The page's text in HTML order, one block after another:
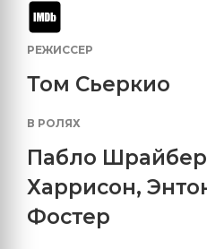
РЕЖИССЕР
Том Сьеркио
В РОЛЯХ
Пабло Шрайбер
Харрисон,
Фостер